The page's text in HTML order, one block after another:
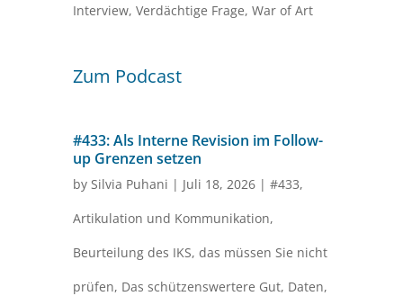
Interview, Verdächtige Frage, War of Art
Zum Podcast
#433: Als Interne Revision im Follow-
up Grenzen setzen
by Silvia Puhani | Juli 18, 2026| #433,
Artikulation und Kommunikation,
Beurteilung des IKS, das müssen Sie nicht
prüfen, Das schützenswertere Gut, Daten,